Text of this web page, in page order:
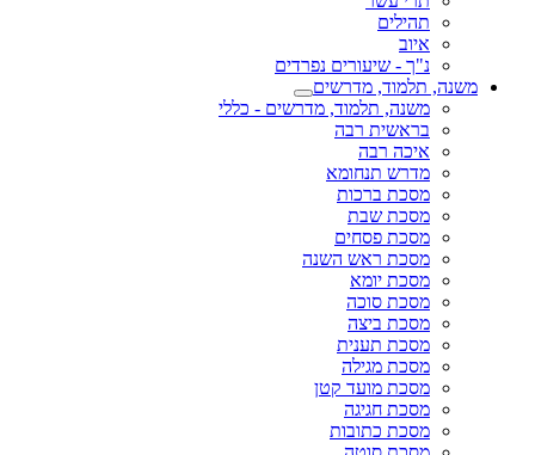
תהילים
איוב
נ"ך - שיעורים נפרדים
משנה, תלמוד, מדרשים
משנה, תלמוד, מדרשים - כללי
בראשית רבה
איכה רבה
מדרש תנחומא
מסכת ברכות
מסכת שבת
מסכת פסחים
מסכת ראש השנה
מסכת יומא
מסכת סוכה
מסכת ביצה
מסכת תענית
מסכת מגילה
מסכת מועד קטן
מסכת חגיגה
מסכת כתובות